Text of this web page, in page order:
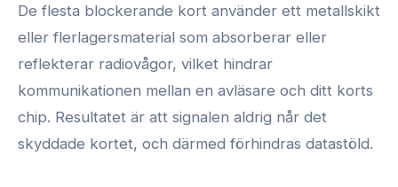
De flesta blockerande kort använder ett metallskikt
eller flerlagersmaterial som absorberar eller
reflekterar radiovågor, vilket hindrar
kommunikationen mellan en avläsare och ditt korts
chip. Resultatet är att signalen aldrig når det
skyddade kortet, och därmed förhindras datastöld.